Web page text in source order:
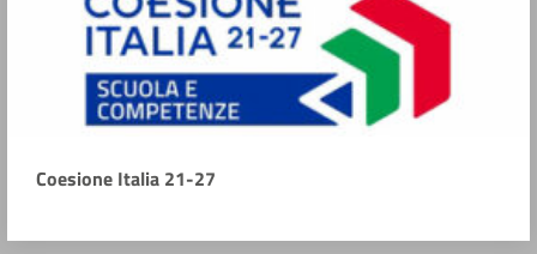
Coesione Italia 21-27